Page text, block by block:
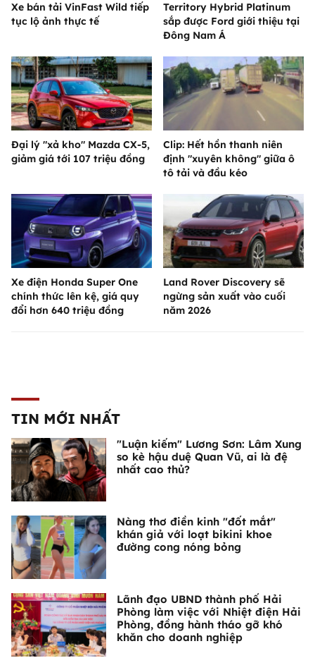
Xe bán tải VinFast Wild tiếp
tục lộ ảnh thực tế
Territory Hybrid Platinum
sắp được Ford giới thiệu tại
Đông Nam Á
Đại lý "xả kho" Mazda CX-5,
giảm giá tới 107 triệu đồng
Clip: Hết hồn thanh niên
định "xuyên không" giữa ô
tô tải và đầu kéo
Xe điện Honda Super One
chính thức lên kệ, giá quy
đổi hơn 640 triệu đồng
Land Rover Discovery sẽ
ngừng sản xuất vào cuối
năm 2026
TIN MỚI NHẤT
"Luận kiếm" Lương Sơn: Lâm Xung
so kè hậu duệ Quan Vũ, ai là đệ
nhất cao thủ?
Nàng thơ điền kinh "đốt mắt"
khán giả với loạt bikini khoe
đường cong nóng bỏng
Lãnh đạo UBND thành phố Hải
Phòng làm việc với Nhiệt điện Hải
Phòng, đồng hành tháo gỡ khó
khăn cho doanh nghiệp